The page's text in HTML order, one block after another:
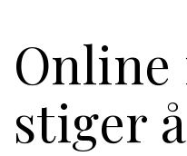
stiger